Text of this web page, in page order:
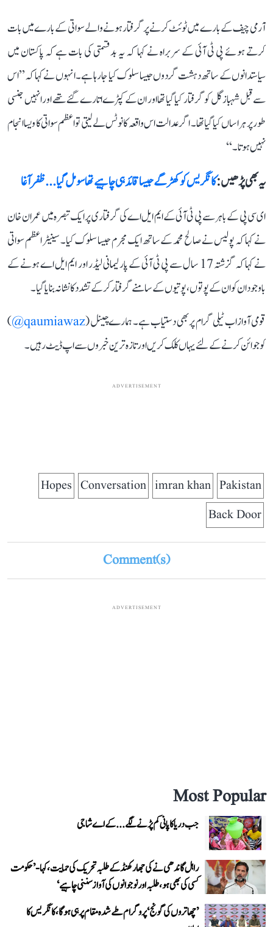
آرمی چیف کے بارے میں ٹوئٹ کرنے پر گرفتار ہونے والے سواتی کے بارے میں بات
کرتے ہوئے پی ٹی آئی کے سربراہ نے کہا کہ یہ بدقسمتی کی بات ہے کہ پاکستان میں
سیاستدانوں کے ساتھ دہشت گردوں جیسا سلوک کیا جا رہا ہے۔ انہوں نے کہا کہ ’’اس
سے قبل شہباز گل کو گرفتار کیا گیا تھا اور ان کے کپڑے اتارے گئے تھے اور انہیں جنسی
طور پر ہراساں کیا گیا تھا۔ اگر عدالت اس واقعہ کا نوٹس لے لیتی تو اعظم سواتی کا ویسا انجام
نہیں ہوتا۔‘‘
یہ بھی پڑھیں :کانگریس کو کھڑگے جیسا قائد ہی چاہیے تھا سو مل گیا... ظفر آغا
ای سی پی کے باہر سے پی ٹی آئی کے ایم ایل اے کی گرفتاری پر ایک تبصرہ میں عمران خان
نے کہا کہ پولیس نے صالح محمد کے ساتھ ایک مجرم جیسا سلوک کیا۔ سینیٹر اعظم سواتی
نے کہا کہ گزشتہ 17 سال سے پی ٹی آئی کے پارلیمانی لیڈر اور ایم ایل اے ہونے کے
باوجود ان کو ان کے پوتوں، پوتیوں کے سامنے گرفتار کر کے تشدد کا نشانہ بنایا گیا۔
قومی آواز اب ٹیلی گرام پر بھی دستیاب ہے۔ ہمارے چینل (qaumiawaz@
)
کو جوائن کرنے کے لئے یہاں کلک کریں اور تازہ ترین خبروں سے اپ ڈیٹ رہیں۔
ADVERTISEMENT
Pakistan
imran khan
Conversation
Hopes
Back Door
Comment(s)
ADVERTISEMENT
Most Popular
جب دریا کا پانی کم پڑنے لگے...کے اے شاجی
راہل گاندھی نے کی جھارکھنڈ کے طلبہ تحریک کی حمایت، کہا- ’حکومت
کسی کی بھی ہو، طلبہ اور نوجوانوں کی آواز سننی چاہیے‘
’چھاتروں کی گونج‘ پروگرام طے شدہ مقام پر ہی ہوگا، کانگریس کا